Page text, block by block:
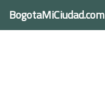
BogotaMiCiudad.com